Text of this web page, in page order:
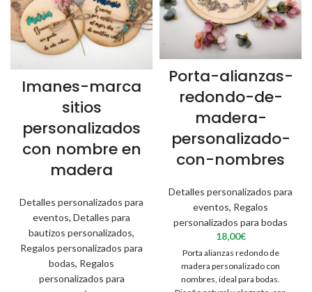
Imanes-marca
sitios
personalizados
con nombre en
madera
Detalles personalizados para
eventos, Detalles para
bautizos personalizados,
Regalos personalizados para
bodas, Regalos
personalizados para
Porta-alianzas-
redondo-de-
madera-
personalizado-
con-nombres
Detalles personalizados para
eventos, Regalos
personalizados para bodas
18,00€
Porta alianzas redondo de
madera personalizado con
nombres, ideal para bodas.